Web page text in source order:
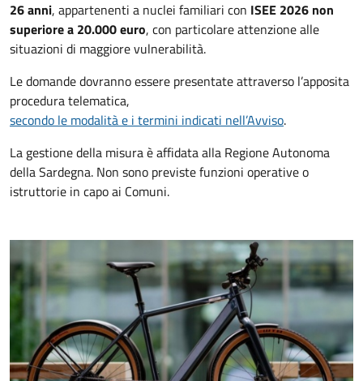
26 anni, appartenenti a nuclei familiari con ISEE 2026 non
superiore a 20.000 euro, con particolare attenzione alle
situazioni di maggiore vulnerabilità.
Le domande dovranno essere presentate attraverso l’apposita
procedura telematica,
secondo le modalità e i termini indicati nell’Avviso.
La gestione della misura è affidata alla Regione Autonoma
della Sardegna. Non sono previste funzioni operative o
istruttorie in capo ai Comuni.